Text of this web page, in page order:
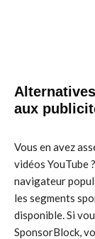
aux
Vous en avez
vidéos YouTube
navigateur
les segments
disponible. Si
SponsorBlock,